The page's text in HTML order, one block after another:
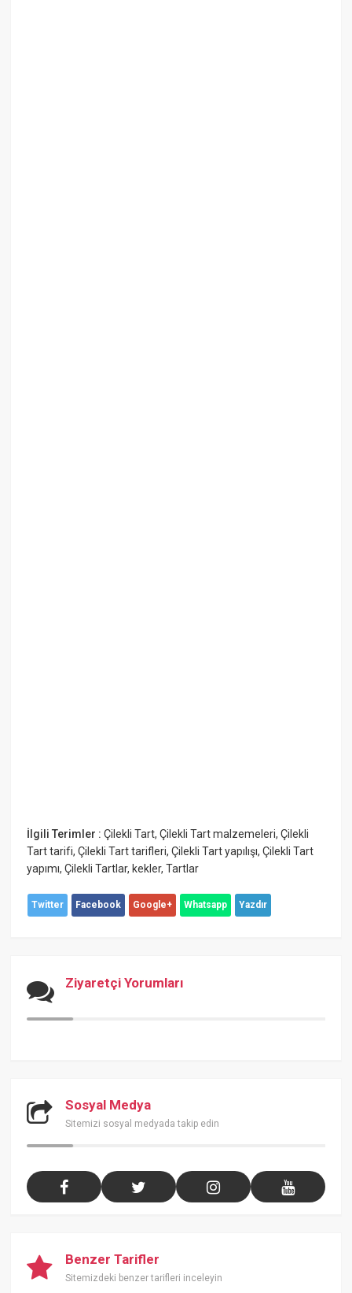
İlgili Terimler :Çilekli Tart,Çilekli Tart malzemeleri,Çilekli
Tart tarifi,Çilekli Tart tarifleri,Çilekli Tart yapılışı,Çilekli Tart
yapımı,Çilekli Tartlar, kekler,Tartlar
Twitter Facebook Google+ Whatsapp Yazdır
Ziyaretçi Yorumları
Sosyal Medya
Sitemizi sosyal medyada takip edin
Benzer Tarifler
Sitemizdeki benzer tarifleri inceleyin